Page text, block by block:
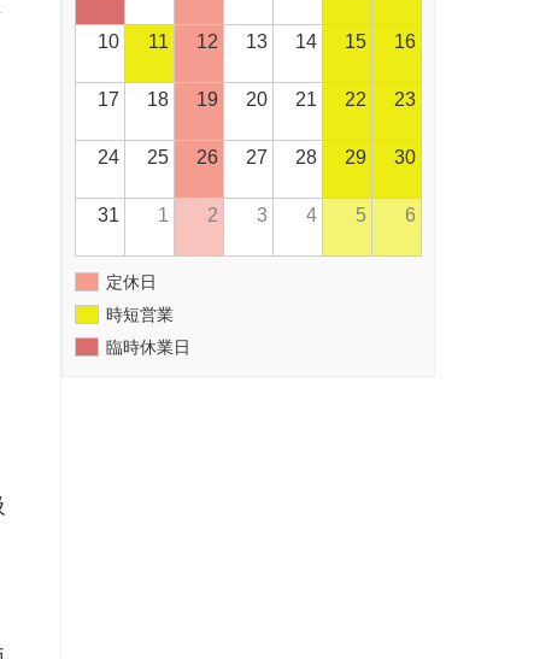
10 11 12 13 14 15 16
17 18 19 20 21 22 23
24 25 26 27 28 29 30
31 1 2 3 4 5 6
定休日
時短営業
臨時休業日